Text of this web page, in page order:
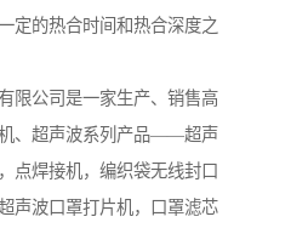
定的热合时间和热合深度之
限公司是一家生产、销售高
、超声波系列产品——超声
点焊接机，编织袋无线封口
声波口罩打片机，口罩滤芯